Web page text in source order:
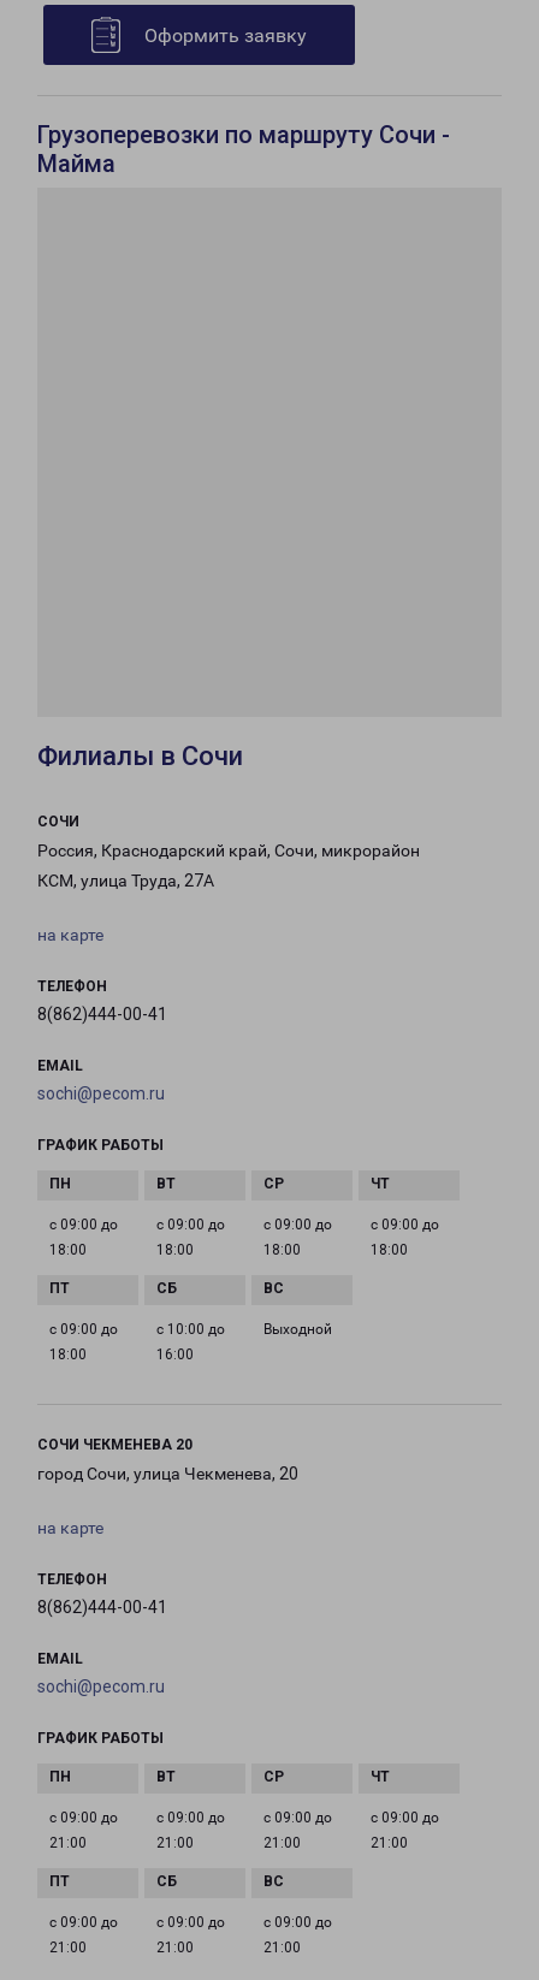
Оформить заявку
Грузоперевозки по маршруту Сочи -
Майма
Филиалы в Сочи
СОЧИ
Россия, Краснодарский край, Сочи, микрорайон
КСМ, улица Труда, 27А
на карте
ТЕЛЕФОН
8(862)444-00-41
EMAIL
sochi@pecom.ru
ГРАФИК РАБОТЫ
с 09:00 до
18:00
с 09:00 до
18:00
с 09:00 до
18:00
с 09:00 до
18:00
с 09:00 до
18:00
с 10:00 до
16:00
Выходной
СОЧИ ЧЕКМЕНЕВА 20
город Сочи, улица Чекменева, 20
на карте
ТЕЛЕФОН
8(862)444-00-41
EMAIL
sochi@pecom.ru
ГРАФИК РАБОТЫ
с 09:00 до
21:00
с 09:00 до
21:00
с 09:00 до
21:00
с 09:00 до
21:00
с 09:00 до
21:00
с 09:00 до
21:00
с 09:00 до
21:00